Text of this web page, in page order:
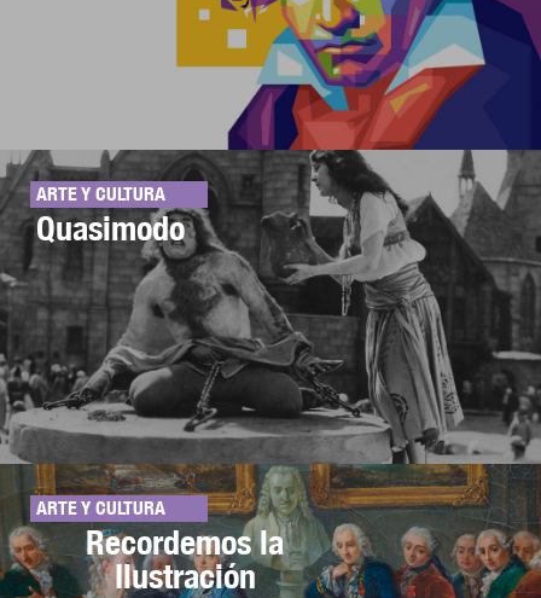
ARTE Y CULTURA
Quasimodo
ARTE Y CULTURA
Recordemos la
Ilustración